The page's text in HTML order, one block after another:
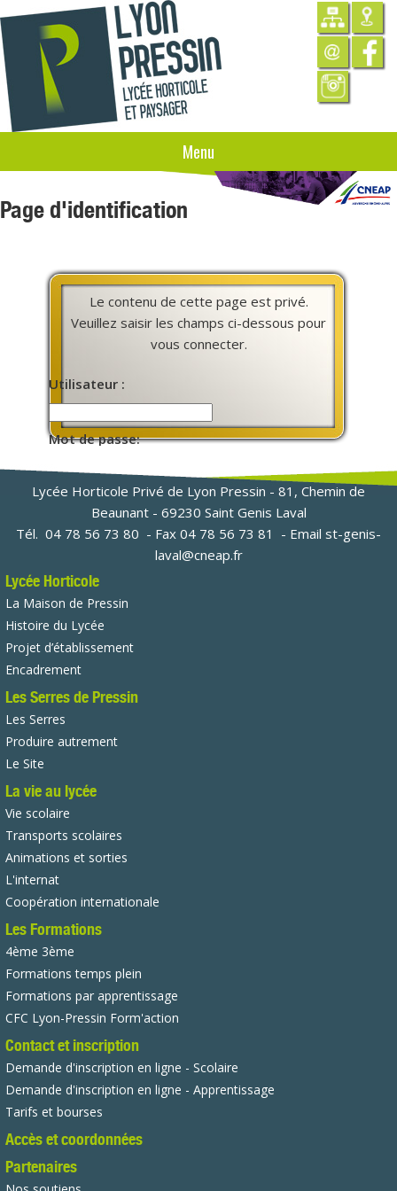
Menu
Page d'identification
Le contenu de cette page est privé.
Veuillez saisir les champs ci-dessous pour
vous connecter.
Utilisateur :
Mot de passe:
Lycée Horticole Privé de Lyon Pressin - 81, Chemin de
Beaunant - 69230 Saint Genis Laval
Tél. 04 78 56 73 80 - Fax 04 78 56 73 81 - Email st-genis-
laval@cneap.fr
Lycée Horticole
La Maison de Pressin
Histoire du Lycée
Projet d’établissement
Encadrement
Les Serres de Pressin
Les Serres
Produire autrement
Le Site
La vie au lycée
Vie scolaire
Transports scolaires
Animations et sorties
L'internat
Coopération internationale
Les Formations
4ème 3ème
Formations temps plein
Formations par apprentissage
CFC Lyon-Pressin Form'action
Contact et inscription
Demande d'inscription en ligne - Scolaire
Demande d'inscription en ligne - Apprentissage
Tarifs et bourses
Accès et coordonnées
Partenaires